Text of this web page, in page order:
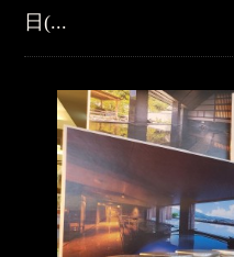
日(...